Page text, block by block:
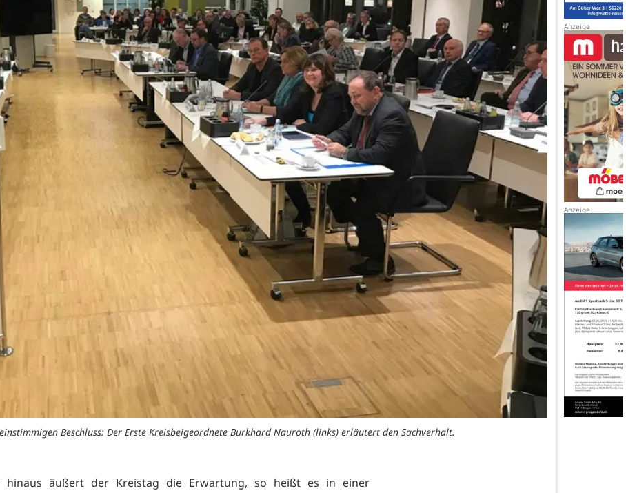
Beschluss: Der Erste Kreisbeigeordnete Burkhard Nauroth (links) erläutert den Sachverhalt.
hinaus äußert der Kreistag die Erwartung, so heißt es in einer